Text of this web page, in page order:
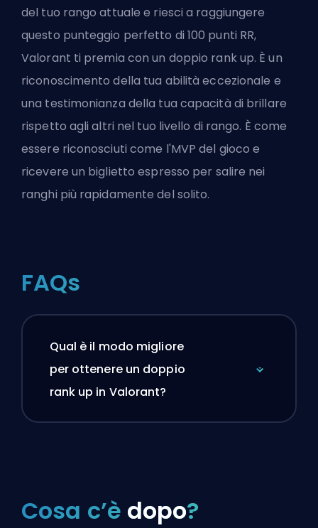
del tuo rango attuale e riesci a raggiungere
questo punteggio perfetto di 100 punti RR,
Valorant ti premia con un doppio rank up. È un
riconoscimento della tua abilità eccezionale e
una testimonianza della tua capacità di brillare
rispetto agli altri nel tuo livello di rango. È come
essere riconosciuti come l'MVP del gioco e
ricevere un biglietto espresso per salire nei
ranghi più rapidamente del solito.
FAQs
Qual è il modo migliore
per ottenere un doppio
rank up in Valorant?
Cosa c’è dopo?